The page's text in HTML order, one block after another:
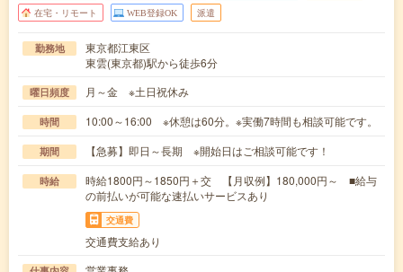
在宅・リモート WEB登録OK 派遣
勤務地
東京都江東区
東雲(東京都)駅から徒歩6分
曜日頻度 月～金 ※土日祝休み
時間 10:00～16:00 ※休憩は60分。※実働7時間も相談可能です。
期間 【急募】即日～長期 ※開始日はご相談可能です！
時給
時給1800円～1850円＋交 【月収例】180,000円～ ■給与
の前払いが可能な速払いサービスあり
交通費
交通費支給あり